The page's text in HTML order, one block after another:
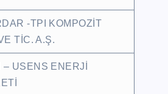
-TPI KOMPOZİT
TİC. A.Ş.
USENS ENERJİ